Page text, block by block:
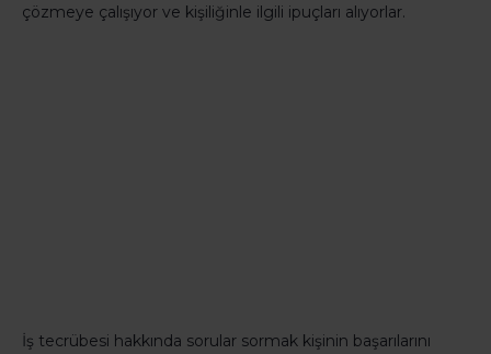
çözmeye çalışıyor ve kişiliğinle ilgili ipuçları alıyorlar.
İş tecrübesi hakkında sorular sormak kişinin başarılarını